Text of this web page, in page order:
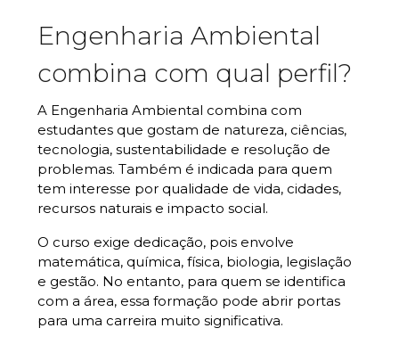
Engenharia Ambiental
combina com qual perfil?
A Engenharia Ambiental combina com
estudantes que gostam de natureza, ciências,
tecnologia, sustentabilidade e resolução de
problemas. Também é indicada para quem
tem interesse por qualidade de vida, cidades,
recursos naturais e impacto social.
O curso exige dedicação, pois envolve
matemática, química, física, biologia, legislação
e gestão. No entanto, para quem se identifica
com a área, essa formação pode abrir portas
para uma carreira muito significativa.